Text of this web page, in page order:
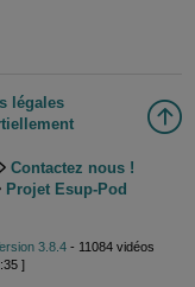
légales
Contactez nous !
Projet Esup-Pod
3.8.4- 11084 vidéos
]